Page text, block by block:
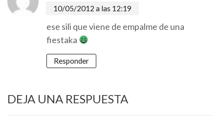
10/05/2012 a las 12:19
ese sili que viene de empalme de una
fiestaka
Responder
DEJA UNA RESPUESTA